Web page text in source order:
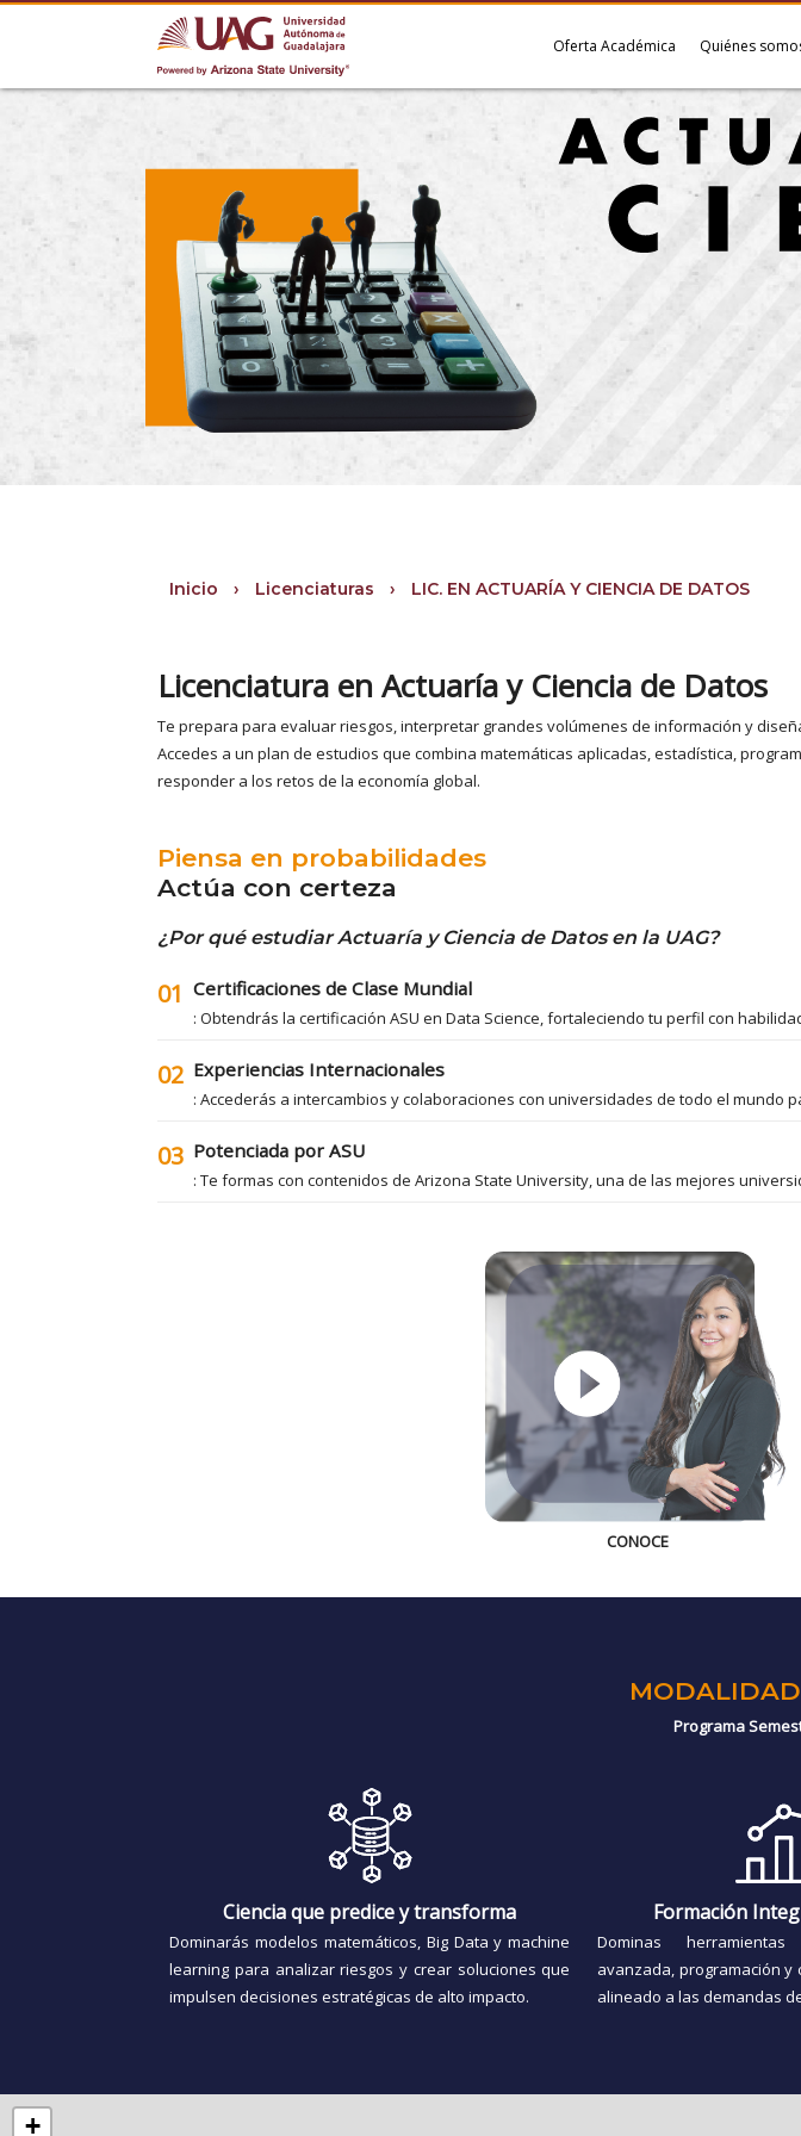
Oferta Académica Quiénes
Inicio › Licenciaturas › LIC. EN ACTUARÍA Y CIENCIA DE DATOS
Licenciatura en Actuaría y Ciencia de Datos
Te prepara para evaluar riesgos, interpretar grandes volúmenes de información y
Accedes a un plan de estudios que combina matemáticas aplicadas, estadística,
responder a los retos de la economía global.
Piensa en probabilidades
Actúa con certeza
¿Por qué estudiar Actuaría y Ciencia de Datos en la UAG?
01 Certificaciones de Clase Mundial
: Obtendrás la certificación ASU en Data Science, fortaleciendo tu perfil con
02 Experiencias Internacionales
: Accederás a intercambios y colaboraciones con universidades de todo el mundo
03 Potenciada por ASU
: Te formas con contenidos de Arizona State University, una de las mejores
CONOCE
Programa
Ciencia que predice y transforma
Dominarás modelos matemáticos, Big Data y machine
learning para analizar riesgos y crear soluciones que
impulsen decisiones estratégicas de alto impacto.
Formación
Dominas
avanzada, programación y
alineado a las demandas
+